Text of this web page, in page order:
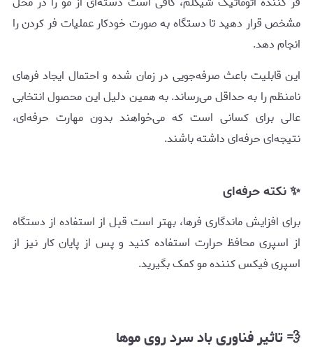
مشخص قرار دهید تا دستگاه به صورت خودکار عملیات فر کردن را
انجام دهد.
این قابلیت باعث صرفه‌جویی در زمان شده و احتمال ایجاد فرهای
نامنظم را به حداقل می‌رساند. به همین دلیل این محصول انتخابی
عالی برای کسانی است که می‌خواهند بدون مهارت حرفه‌ای،
نتیجه‌ای حرفه‌ای داشته باشند.
✨ نکته حرفه‌ای
برای افزایش ماندگاری فرها، بهتر است قبل از استفاده از دستگاه
از اسپری محافظ حرارت استفاده کنید و پس از پایان کار نیز از
اسپری فیکس کننده مو کمک بگیرید.
💨 تاثیر فناوری باد سرد روی موها